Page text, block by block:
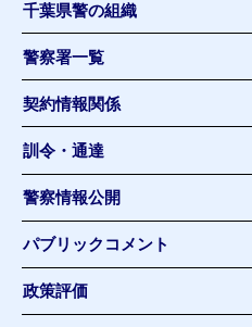
千葉県警の組織
警察署一覧
契約情報関係
訓令・通達
警察情報公開
パブリックコメント
政策評価